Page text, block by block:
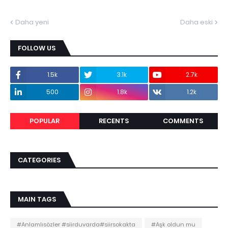
Daha yeni Daha eski
FOLLOW US
1.5k 3.1k
2.7k
500
1.8k 1.2k
POPULAR RECENTS COMMENTS
CATEGORIES
MAIN TAGS
#Anlamlısözler #siirduvarda#siirsokakta
#Aşk oldun mu